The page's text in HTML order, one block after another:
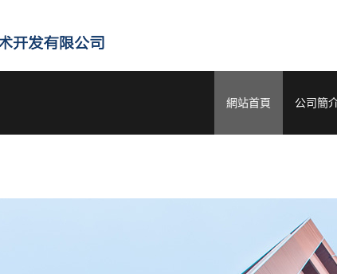
網站首頁 公司簡